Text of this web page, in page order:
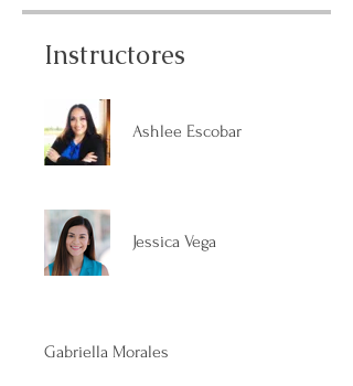
Instructores
Ashlee Escobar
Jessica Vega
Gabriella Morales